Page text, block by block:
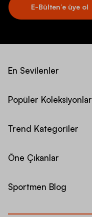
E-Bülten’e üye ol
En Sevilenler
Popüler Koleksiyonlar
Trend Kategoriler
Öne Çıkanlar
Sportmen Blog